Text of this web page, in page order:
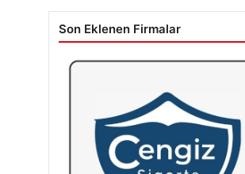
Son Eklenen Firmalar